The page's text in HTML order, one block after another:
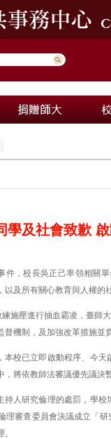
學及社會致歉
件，校長吳正己率領相關
及所有關心教育與人權的
施壓進行抽血霸凌，臺師
機制，及加強改革措施並
本校已立即啟動程序、今
將依教師法審議優先議決
人研究倫理的處罰，學
理審查委員會決議成立「